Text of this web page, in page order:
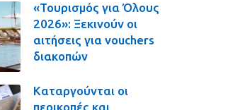
«Τουρισμός για Όλους
2026»: Ξεκινούν οι
αιτήσεις για vouchers
διακοπών
Καταργούνται οι
περικοπές και